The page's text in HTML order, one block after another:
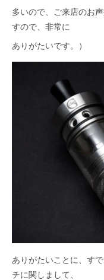
多いので、ご来店のお
すので、非常に
ありがたいです。）
ありがたいことに、す
チに関しまして、